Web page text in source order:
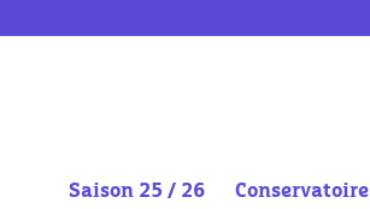
Saison 25 / 26 Conservatoire